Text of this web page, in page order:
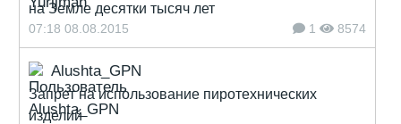
на Земле десятки тысяч лет
07:18 08.08.2015 1 8574
Alushta_GPN
Запрет на использование пиротехнических
изделий